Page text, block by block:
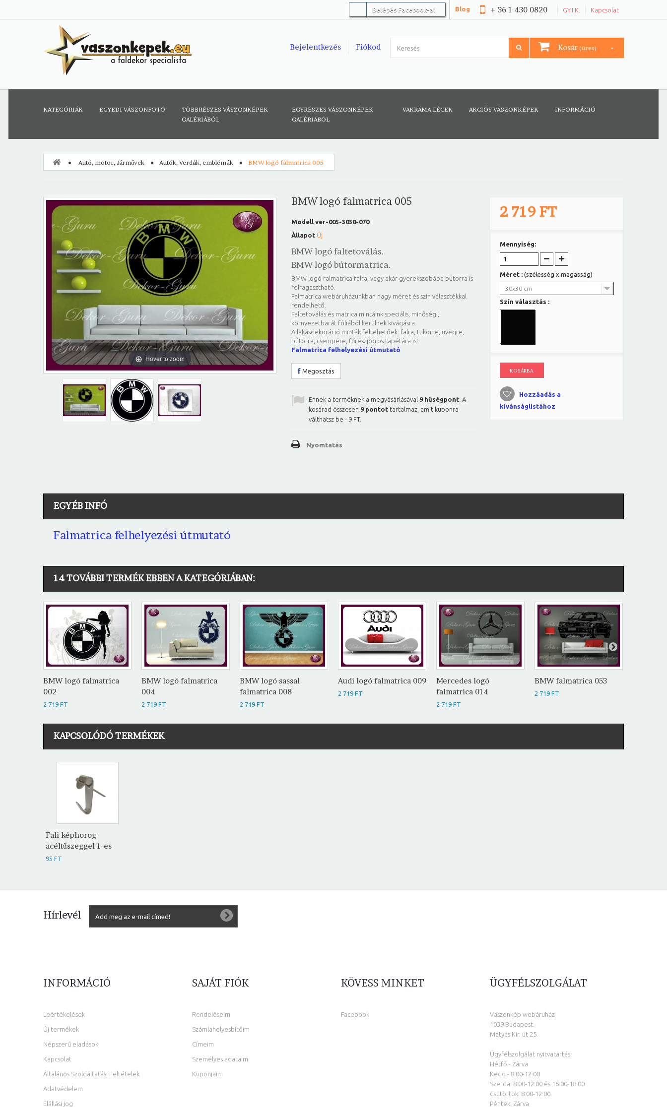
GY.I.K. Kapcsolat
+ 36 1 430 0820
Blog
Belépés Facebook-al
Kosár (üres)
Fiókod
Bejelentkezés
KATEGÓRIÁK EGYEDI VÁSZONFOTÓ
TÖBBRÉSZES VÁSZONKÉPEK
GALÉRIÁBÓL
EGYRÉSZES VÁSZONKÉPEK
GALÉRIÁBÓL
VAKRÁMA LÉCEK AKCIÓS VÁSZONKÉPEK INFORMÁCIÓ
Autó, motor, Járművek Autók, Verdák, emblémák BMW logó falmatrica 005
Hover to zoom
BMW logó falmatrica 005
Modell ver-005-3030-070
Állapot Új
BMW logó faltetoválás.
BMW logó bútormatrica.
BMW logó falmatrica falra, vagy akár gyerekszobába bútorra is
felragasztható.
Falmatrica webáruházunkban nagy méret és szín választékkal
rendelhető.
Faltetoválás és matrica mintáink speciális, minőségi,
környezetbarát fóliából kerülnek kivágásra.
A lakásdekoráció minták feltehetőek: falra, tükörre, üvegre,
bútorra, csempére, fűrészporos tapétára is!
Falmatrica felhelyezési útmutató
Megosztás
Ennek a terméknek a megvásárlásával 9hűségpont . A
kosárad összesen 9pontot tartalmaz, amit kuponra
válthatsz be - 9 FT.
Nyomtatás
2 719 FT
Mennyiség:
Méret : (szélesség x magasság)
30x30 cm
Szín választás :
KOSÁRBA
Hozzáadás a
kívánságlistához
EGYÉB INFÓ
Falmatrica felhelyezési útmutató
14 TOVÁBBI TERMÉK EBBEN A KATEGÓRIÁBAN:
BMW logó falmatrica
002
2 719 FT
BMW logó falmatrica
004
2 719 FT
BMW logó sassal
falmatrica 008
2 719 FT
Audi logó falmatrica 009
2 719 FT
Mercedes logó
falmatrica 014
2 719 FT
BMW falmatrica 053
2 719 FT
KAPCSOLÓDÓ TERMÉKEK
Fali képhorog
acéltűszeggel 1-es
95 FT
Hírlevél
INFORMÁCIÓ
Leértékelések
Új termékek
Népszerű eladások
Kapcsolat
Általános Szolgáltatási Feltételek
Adatvédelem
Elállási jog
SAJÁT FIÓK
Rendeléseim
Számlahelyesbítőim
Címeim
Személyes adataim
Kuponjaim
KÖVESS MINKET
Facebook
ÜGYFÉLSZOLGÁLAT
Vaszonkép webáruház
1039 Budapest.
Mátyás Kir. út 25.
Ügyfélszolgálat nyitvatartás:
Hétfő - Zárva
Kedd - 8:00-12:00
Szerda: 8:00-12:00 és 16:00-18:00
Csütörtök: 8:00-12:00
Péntek: Zárva